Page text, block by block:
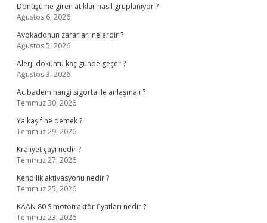
Dönüşüme giren atıklar nasıl gruplanıyor ?
Ağustos 6, 2026
Avokadonun zararları nelerdir ?
Ağustos 5, 2026
Alerji döküntü kaç günde geçer ?
Ağustos 3, 2026
Acibadem hangi sigorta ile anlaşmalı ?
Temmuz 30, 2026
Ya kaşif ne demek ?
Temmuz 29, 2026
Kraliyet çayı nedir ?
Temmuz 27, 2026
Kendilik aktivasyonu nedir ?
Temmuz 25, 2026
KAAN 80 S mototraktör fiyatları nedir ?
Temmuz 23, 2026